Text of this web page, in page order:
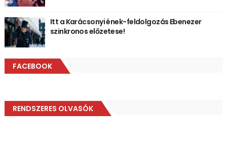
Itt a Karácsonyi ének-feldolgozás Ebenezer
szinkronos előzetese!
FACEBOOK
RENDSZERES OLVASÓK